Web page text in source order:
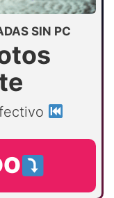
SIN PC